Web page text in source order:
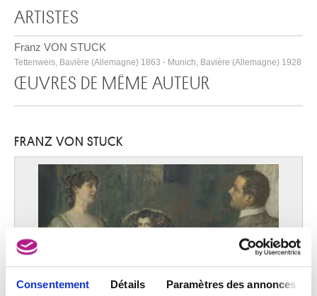
Consentement Détails Paramètres des annonces
ARTISTES
Franz VON STUCK
Tettenweis, Bavière (Allemagne) 1863 - Munich, Bavière (Allemagne) 1928
ŒUVRES DE MÊME AUTEUR
FRANZ VON STUCK